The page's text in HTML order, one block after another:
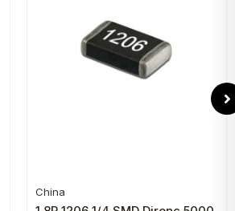
Sepete Ekle
China